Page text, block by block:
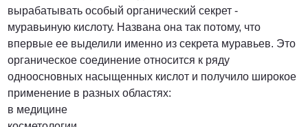
вырабатывать особый органический секрет -
муравьиную кислоту. Названа она так потому, что
впервые ее выделили именно из секрета муравьев. Это
органическое соединение относится к ряду
одноосновных насыщенных кислот и получило широкое
применение в разных областях:
в медицине